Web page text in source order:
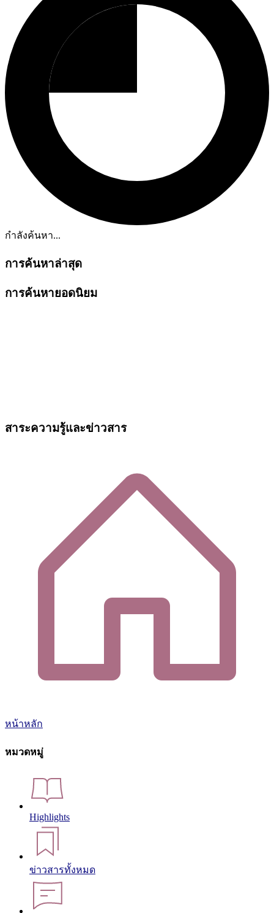
กำลังค้นหา...
การค้นหาล่าสุด
การค้นหายอดนิยม
สาระความรู้และข่าวสาร
หน้าหลัก
หมวดหมู่
Highlights
ข่าวสารทั้งหมด